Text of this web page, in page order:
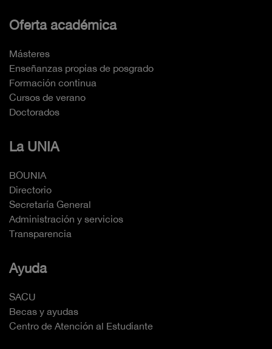
Oferta académica
Másteres
Enseñanzas propias de posgrado
Formación continua
Cursos de verano
Doctorados
La UNIA
BOUNIA
Directorio
Secretaría General
Administración y servicios
Transparencia
Ayuda
SACU
Becas y ayudas
Centro de Atención al Estudiante